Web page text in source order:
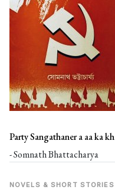
Party Sangathaner a aa ka
- Somnath Bhattacharya
NOVELS & SHORT STORIES